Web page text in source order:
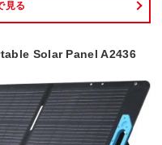
見る
Solar Panel A2436